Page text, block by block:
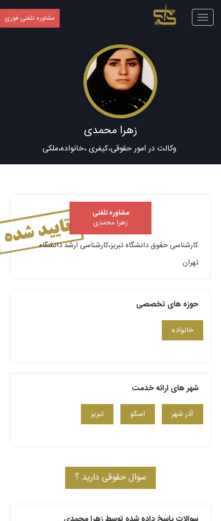
Toggle
navigation
مشاوره تلفنی فوری
زهرا محمدی
وکالت در امور حقوقی،کیفری ،خانواده،ملکی
مشاوره تلفنی
زهرا محمدی
کارشناسی حقوق دانشگاه تبریز،کارشناسی ارشد دانشگاه
تهران
حوزه های تخصصی
خانواده
شهر های ارائه خدمت
آذر شهر اسکو تبریز
سوال حقوقی دارید ؟